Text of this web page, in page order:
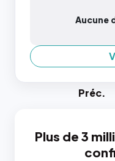
Aucune
Préc.
Plus de 3